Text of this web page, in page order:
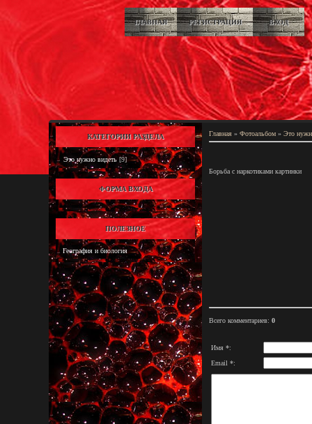
ГЛАВНАЯ РЕГИСТРАЦИЯ ВХОД
КАТЕГОРИИ РАЗДЕЛА
Это нужно видеть [9]
ФОРМА ВХОДА
ПОЛЕЗНОЕ
География и биология
Главная » Фотоальбом » Это
Борьба с наркотиками картинки
Всего комментариев: 0
Имя *:
Email *: